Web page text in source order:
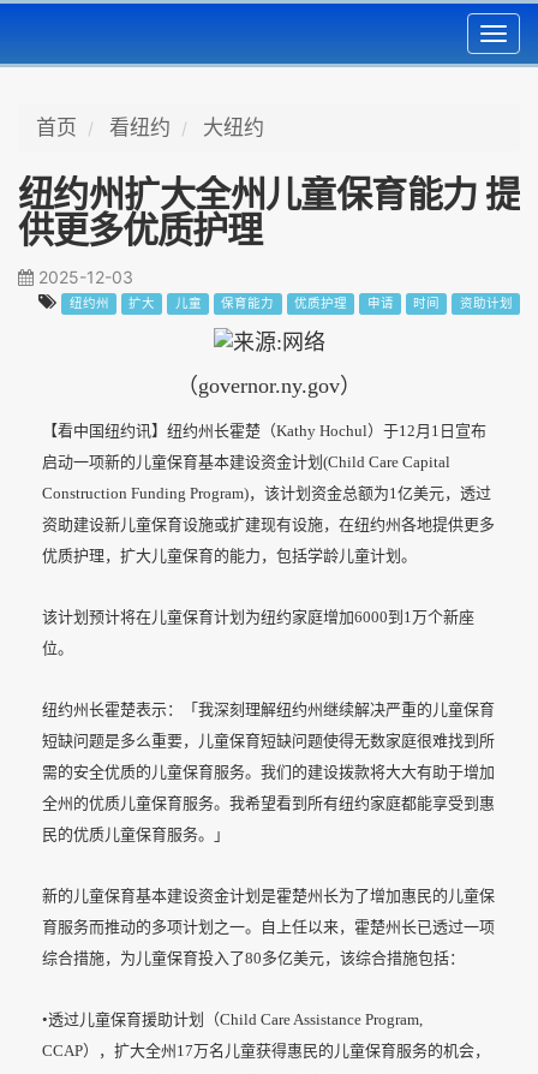
首页 看纽约 大纽约
纽约州扩大全州儿童保育能力 提
供更多优质护理
2025-12-03
纽约州 扩大 儿童 保育能力 优质护理 申请 时间 资助计划
（governor.ny.gov）
【看中国纽约讯】纽约州长霍楚（Kathy Hochul）于12月1日宣布
启动一项新的儿童保育基本建设资金计划(Child Care Capital
Construction Funding Program)，该计划资金总额为1亿美元，透过
资助建设新儿童保育设施或扩建现有设施，在纽约州各地提供更多
优质护理，扩大儿童保育的能力，包括学龄儿童计划。
该计划预计将在儿童保育计划为纽约家庭增加6000到1万个新座
位。
纽约州长霍楚表示：「我深刻理解纽约州继续解决严重的儿童保育
短缺问题是多么重要，儿童保育短缺问题使得无数家庭很难找到所
需的安全优质的儿童保育服务。我们的建设拨款将大大有助于增加
全州的优质儿童保育服务。我希望看到所有纽约家庭都能享受到惠
民的优质儿童保育服务。」
新的儿童保育基本建设资金计划是霍楚州长为了增加惠民的儿童保
育服务而推动的多项计划之一。自上任以来，霍楚州长已透过一项
综合措施，为儿童保育投入了80多亿美元，该综合措施包括：
•透过儿童保育援助计划（Child Care Assistance Program,
CCAP），扩大全州17万名儿童获得惠民的儿童保育服务的机会，